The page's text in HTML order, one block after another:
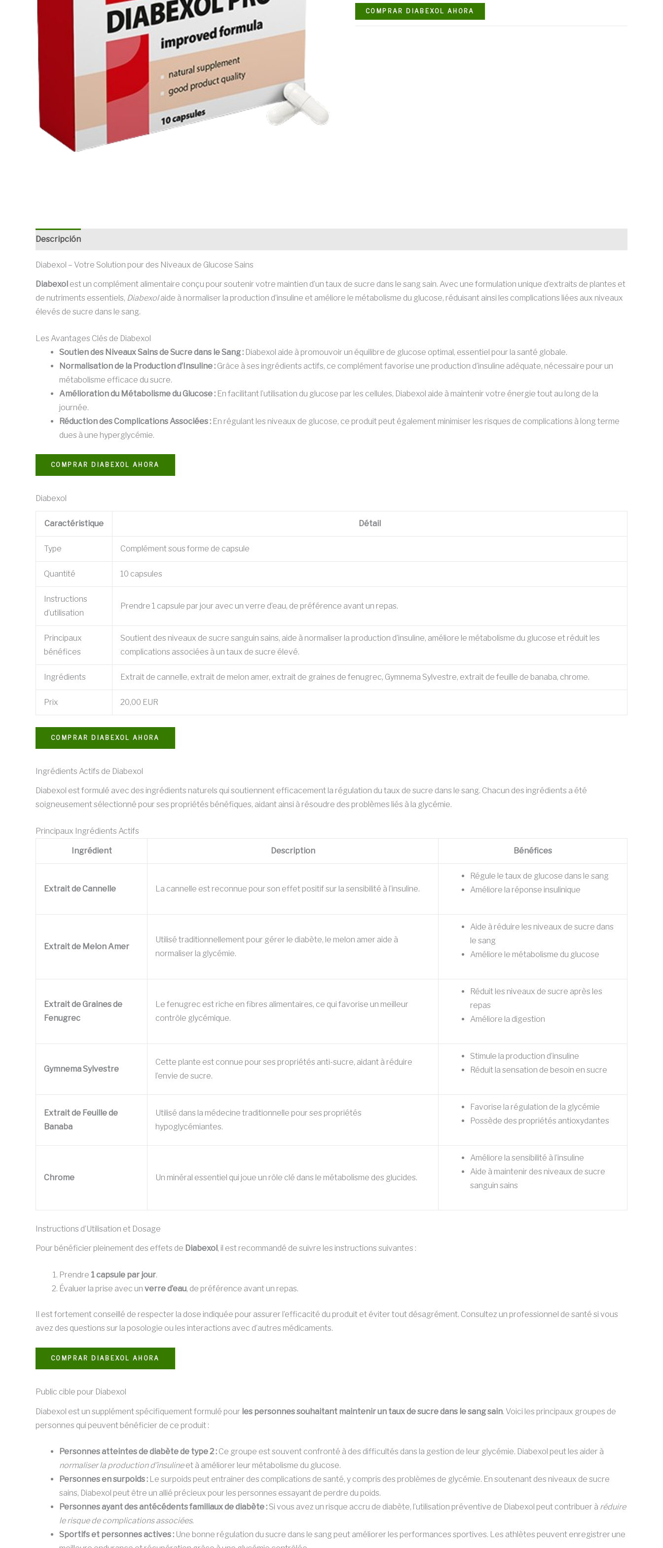
COMPRAR DIABEXOL AHORA
Descripción
Diabexol – Votre Solution pour des Niveaux de Glucose Sains
Diabexol est un complément alimentaire conçu pour soutenir votre maintien d’un taux de sucre dans le sang sain. Avec une formulation unique d’extraits de plantes et
de nutriments essentiels, Diabexolaide à normaliser la production d’insuline et améliore le métabolisme du glucose, réduisant ainsi les complications liées aux niveaux
élevés de sucre dans le sang.
Les Avantages Clés de Diabexol
Soutien des Niveaux Sains de Sucre dans le Sang : Diabexol aide à promouvoir un équilibre de glucose optimal, essentiel pour la santé globale.
Normalisation de la Production d’Insuline : Grâce à ses ingrédients actifs, ce complément favorise une production d’insuline adéquate, nécessaire pour un
métabolisme efficace du sucre.
Amélioration du Métabolisme du Glucose : En facilitant l’utilisation du glucose par les cellules, Diabexol aide à maintenir votre énergie tout au long de la
journée.
Réduction des Complications Associées : En régulant les niveaux de glucose, ce produit peut également minimiser les risques de complications à long terme
dues à une hyperglycémie.
COMPRAR DIABEXOL AHORA
Diabexol
Caractéristique Détail
Type Complément sous forme de capsule
Quantité 10 capsules
Instructions
d’utilisation
Prendre 1 capsule par jour avec un verre d’eau, de préférence avant un repas.
Principaux
bénéfices
Soutient des niveaux de sucre sanguin sains, aide à normaliser la production d’insuline, améliore le métabolisme du glucose et réduit les
complications associées à un taux de sucre élevé.
Ingrédients Extrait de cannelle, extrait de melon amer, extrait de graines de fenugrec, Gymnema Sylvestre, extrait de feuille de banaba, chrome.
Prix 20,00 EUR
COMPRAR DIABEXOL AHORA
Ingrédients Actifs de Diabexol
Diabexol est formulé avec des ingrédients naturels qui soutiennent efficacement la régulation du taux de sucre dans le sang. Chacun des ingrédients a été
soigneusement sélectionné pour ses propriétés bénéfiques, aidant ainsi à résoudre des problèmes liés à la glycémie.
Principaux Ingrédients Actifs
Ingrédient Description Bénéfices
Extrait de Cannelle La cannelle est reconnue pour son effet positif sur la sensibilité à l’insuline.
Régule le taux de glucose dans le sang
Améliore la réponse insulinique
Extrait de Melon Amer
Utilisé traditionnellement pour gérer le diabète, le melon amer aide à
normaliser la glycémie.
Aide à réduire les niveaux de sucre dans
le sang
Améliore le métabolisme du glucose
Extrait de Graines de
Fenugrec
Le fenugrec est riche en fibres alimentaires, ce qui favorise un meilleur
contrôle glycémique.
Réduit les niveaux de sucre après les
repas
Améliore la digestion
Gymnema Sylvestre
Cette plante est connue pour ses propriétés anti-sucre, aidant à réduire
l’envie de sucre.
Stimule la production d’insuline
Réduit la sensation de besoin en sucre
Extrait de Feuille de
Banaba
Utilisé dans la médecine traditionnelle pour ses propriétés
hypoglycémiantes.
Favorise la régulation de la glycémie
Possède des propriétés antioxydantes
Chrome Un minéral essentiel qui joue un rôle clé dans le métabolisme des glucides.
Améliore la sensibilité à l’insuline
Aide à maintenir des niveaux de sucre
sanguin sains
Instructions d’Utilisation et Dosage
Pour bénéficier pleinement des effets de Diabexol , il est recommandé de suivre les instructions suivantes :
Prendre 1 capsule par jour.
Évaluer la prise avec un verre d’eau, de préférence avant un repas.
Il est fortement conseillé de respecter la dose indiquée pour assurer l’efficacité du produit et éviter tout désagrément. Consultez un professionnel de santé si vous
avez des questions sur la posologie ou les interactions avec d’autres médicaments.
COMPRAR DIABEXOL AHORA
Public cible pour Diabexol
Diabexol est un supplément spécifiquement formulé pour les personnes souhaitant maintenir un taux de sucre dans le sang sain. Voici les principaux groupes de
personnes qui peuvent bénéficier de ce produit :
Personnes atteintes de diabète de type 2 : Ce groupe est souvent confronté à des difficultés dans la gestion de leur glycémie. Diabexol peut les aider à
normaliser la production d’insulineet à améliorer leur métabolisme du glucose.
Personnes en surpoids : Le surpoids peut entraîner des complications de santé, y compris des problèmes de glycémie. En soutenant des niveaux de sucre
sains, Diabexol peut être un allié précieux pour les personnes essayant de perdre du poids.
Personnes ayant des antécédents familiaux de diabète : Si vous avez un risque accru de diabète, l’utilisation préventive de Diabexol peut contribuer à réduire
le risque de complications associées.
Sportifs et personnes actives : Une bonne régulation du sucre dans le sang peut améliorer les performances sportives. Les athlètes peuvent enregistrer une